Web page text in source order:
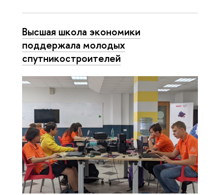
Высшая школа экономики
поддержала молодых
спутникостроителей